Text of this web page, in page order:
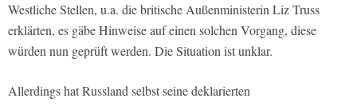
Westliche Stellen, u.a. die britische Außenministerin Liz Truss
erklärten, es gäbe Hinweise auf einen solchen Vorgang, diese
würden nun geprüft werden. Die Situation ist unklar.
Allerdings hat Russland selbst seine deklarierten